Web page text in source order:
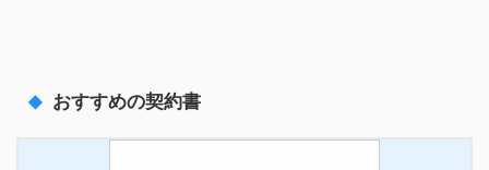
おすすめの契約書